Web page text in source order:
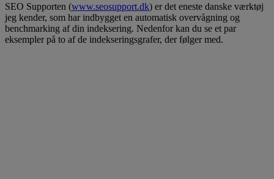
SEO Supporten (www.seosupport.dk) er det eneste danske værktøj
jeg kender, som har indbygget en automatisk overvågning og
benchmarking af din indeksering. Nedenfor kan du se et par
eksempler på to af de indekseringsgrafer, der følger med.